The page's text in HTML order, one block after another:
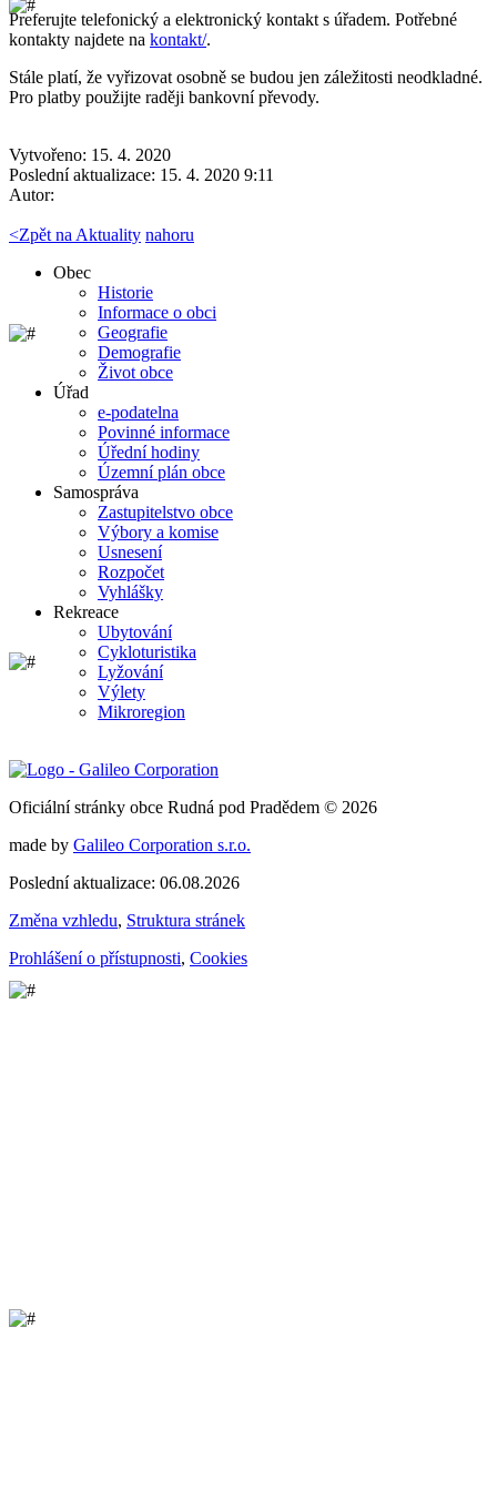
Preferujte telefonický a elektronický kontakt s úřadem. Potřebné
kontakty najdete na kontakt/.
Stále platí, že vyřizovat osobně se budou jen záležitosti neodkladné.
Pro platby použijte raději bankovní převody.
Vytvořeno: 15. 4. 2020
Poslední aktualizace: 15. 4. 2020 9:11
Autor:
<Zpět na Aktuality nahoru
Obec
Historie
Informace o obci
Geografie
Demografie
Život obce
Úřad
e-podatelna
Povinné informace
Úřední hodiny
Územní plán obce
Samospráva
Zastupitelstvo obce
Výbory a komise
Usnesení
Rozpočet
Vyhlášky
Rekreace
Ubytování
Cykloturistika
Lyžování
Výlety
Mikroregion
Oficiální stránky obce Rudná pod Pradědem © 2026
made by Galileo Corporation s.r.o.
Poslední aktualizace: 06.08.2026
Změna vzhledu, Struktura stránek
Prohlášení o přístupnosti, Cookies